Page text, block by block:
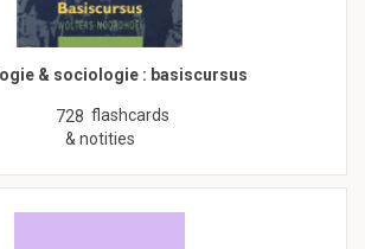
& sociologie : basiscursus
728 flashcards
& notities